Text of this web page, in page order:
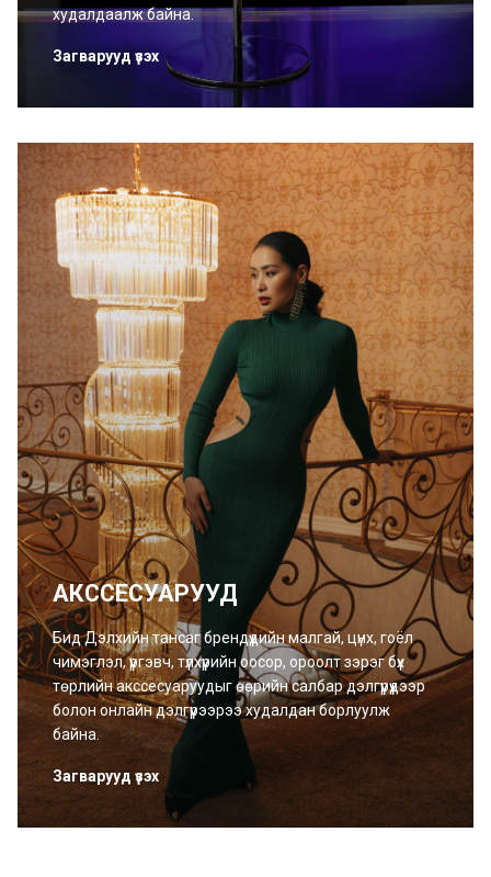
худалдаалж байна.
Загварууд үзэх
АКССЕСУАРУУД
Бид Дэлхийн тансаг брендүүдийн малгай, цүнх, гоёл
чимэглэл, үүргэвч, түлхүүрийн оосор, ороолт зэрэг бүх
төрлийн акссесуаруудыг өөрийн салбар дэлгүүрүүдээр
болон онлайн дэлгүүрээрээ худалдан борлуулж
байна.
Загварууд үзэх